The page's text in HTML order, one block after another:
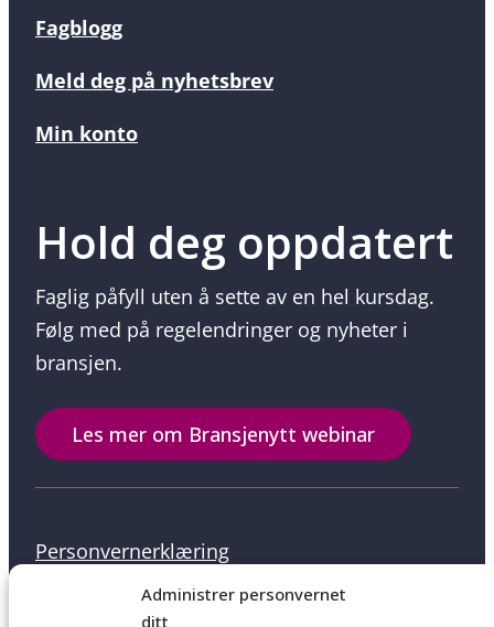
Administrer personvernet
ditt
Fagblogg
Meld deg på nyhetsbrev
Min konto
Hold deg oppdatert
Faglig påfyll uten å sette av en hel kursdag.
Følg med på regelendringer og nyheter i
bransjen.
Les mer om Bransjenytt webinar
Personvernerklæring